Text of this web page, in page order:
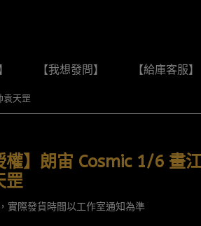
【我想發問】 【給庫客服】
袁天罡
權】朗宙 Cosmic 1/6 畫
罡
實際發貨時間以工作室通知為準